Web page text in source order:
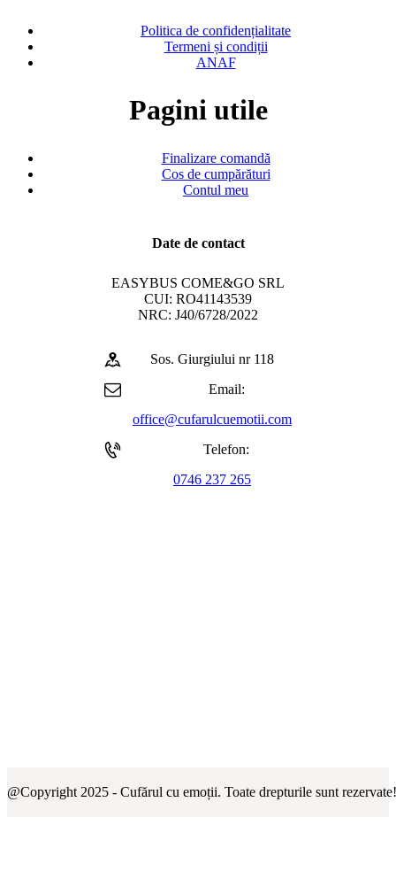
Politica de confidențialitate
Termeni și condiții
ANAF
Pagini utile
Finalizare comandă
Cos de cumpărături
Contul meu
Date de contact
EASYBUS COME&GO SRL
CUI: RO41143539
NRC: J40/6728/2022
Sos. Giurgiului nr 118
Email:
office@cufarulcuemotii.com
Telefon:
0746 237 265
@Copyright 2025 - Cufărul cu emoții. Toate drepturile sunt rezervate!